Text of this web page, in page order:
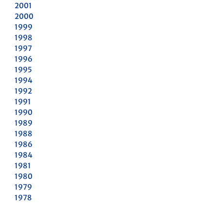
2001
2000
1999
1998
1997
1996
1995
1994
1992
1991
1990
1989
1988
1986
1984
1981
1980
1979
1978